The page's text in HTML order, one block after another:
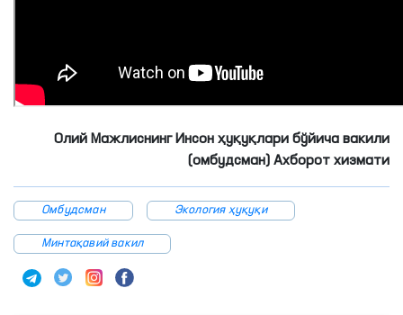
Олий Мажлиснинг Инсон ҳуқуқлари бўйича вакили
(омбудсман) Ахборот хизмати
Омбудсман Экология ҳуқуқи
Минтақавий вакил